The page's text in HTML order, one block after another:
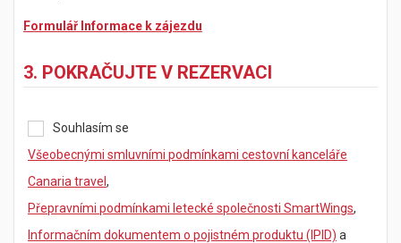
Formulář Informace k zájezdu
3. POKRAČUJTE V REZERVACI
Souhlasím se
Všeobecnými smluvními podmínkami cestovní kanceláře
Canaria travel ,
Přepravními podmínkami letecké společnosti SmartWings,
Informačním dokumentem o pojistném produktu (IPID) a